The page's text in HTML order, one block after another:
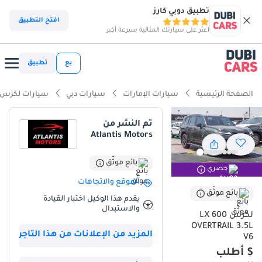
تطبيق دوبي كارز
اعثر على سيارتك المثالية بسرعة أكبر
افتح التطبيق
بع تطبيق
الصفحة الرئيسية سيارات الإمارات سيارات دبي سيارات لكزس
حصري
بائع موثّق
لكزس LX 600
OVERTRAIL 3.5L
V6
$ أطلب
تم النشر من
Atlantis Motors
بائع موثّق
الموقع والاتجاهات
يقدم هذا الوكيل اختبار القيادة
والاستبدال
المزيد من الإعلانات من هذا التاجر
ذكاء دوبي كارز
ذكاء دوبيكارز
اعتماد ممتاز للطرق الوعرة
أقل معدل استهلاك للقيمة في فئتها
أحدث أنظمة ADAS القياسية
ملخص
الفخامة المطلقة والقدرة الفائقة على قهر التضاريس، وهي سيارة مصممة
خصيصاً لتناسب احتياجات العائلات وعشاق المغامرة في دول الخليج.
تمتاز هذه النسخة بكونها جديدة كلياً وبمواصفات خليجية تضمن أداءً مثالياً